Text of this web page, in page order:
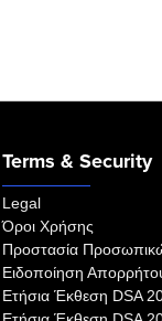
Terms & Security
Legal
Όροι Χρήσης
Προστασία
Ειδοποίηση
Eτήσια Έκθεση DSA